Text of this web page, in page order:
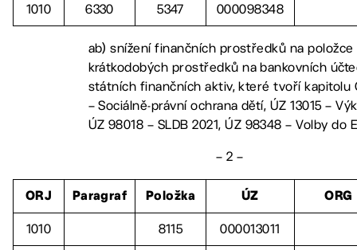
1010 6330 5347 000098348
ab) snížení finančních prostředků na položce
krátkodobých prostředků na bankovních
státních finančních aktiv, které tvoří kapitolu
– Sociálně-právní ochrana dětí, ÚZ 13015 –
ÚZ 98018 – SLDB 2021, ÚZ 98348 – Volby do
– 2 –
ORJ Paragraf Položka ÚZ ORG
1010 8115 000013011